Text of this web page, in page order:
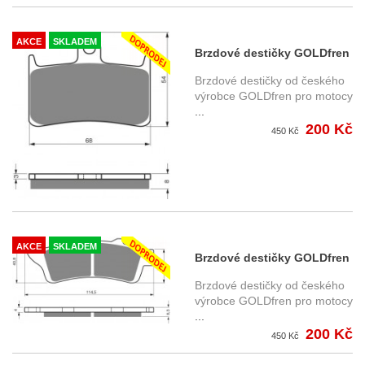
AKCE SKLADEM
Brzdové destičky GOLDfren
069AD
Brzdové destičky od českého
výrobce GOLDfren pro motocy
450 Kč 200 Kč
AKCE SKLADEM
Brzdové destičky GOLDfren
178AD
Brzdové destičky od českého
výrobce GOLDfren pro motocy
450 Kč 200 Kč